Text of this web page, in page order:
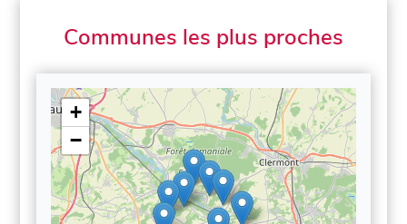
Communes les plus proches
+
−